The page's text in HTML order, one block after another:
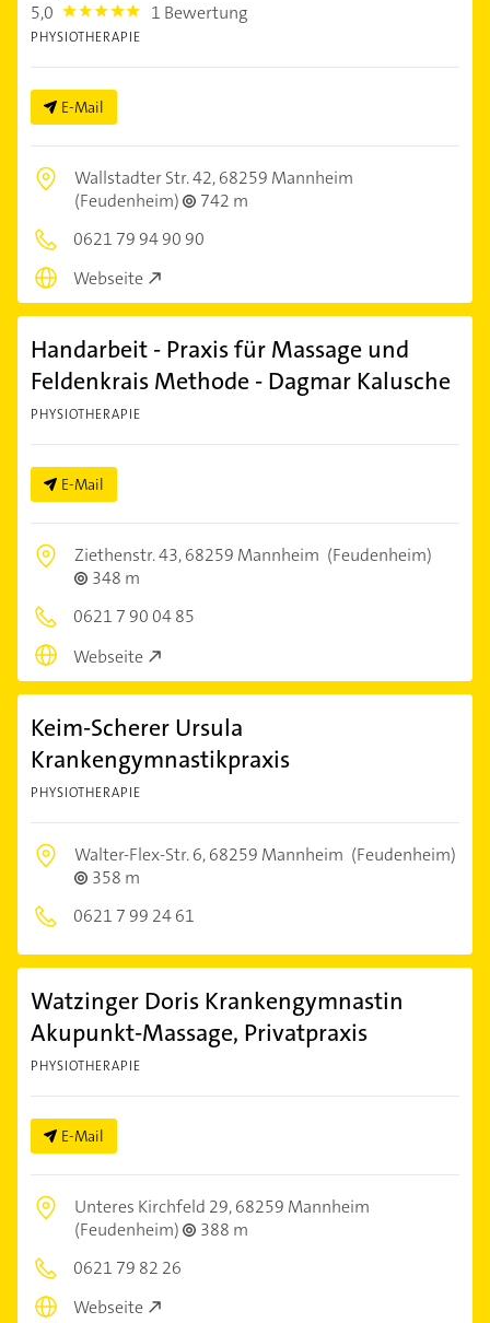
5,0 5.0 1 Bewertung
PHYSIOTHERAPIE
E-Mail
Wallstadter Str. 42,68259 Mannheim
(Feudenheim)
742 m
0621 79 94 90 90
Webseite
Handarbeit - Praxis für Massage und
Feldenkrais Methode - Dagmar Kalusche
PHYSIOTHERAPIE
E-Mail
Ziethenstr. 43,68259 Mannheim (Feudenheim)
348 m
0621 7 90 04 85
Webseite
Keim-Scherer Ursula
Krankengymnastikpraxis
PHYSIOTHERAPIE
Walter-Flex-Str. 6,68259 Mannheim (Feudenheim)
358 m
0621 7 99 24 61
Watzinger Doris Krankengymnastin
Akupunkt-Massage, Privatpraxis
PHYSIOTHERAPIE
E-Mail
Unteres Kirchfeld 29,68259 Mannheim
(Feudenheim)
388 m
0621 79 82 26
Webseite